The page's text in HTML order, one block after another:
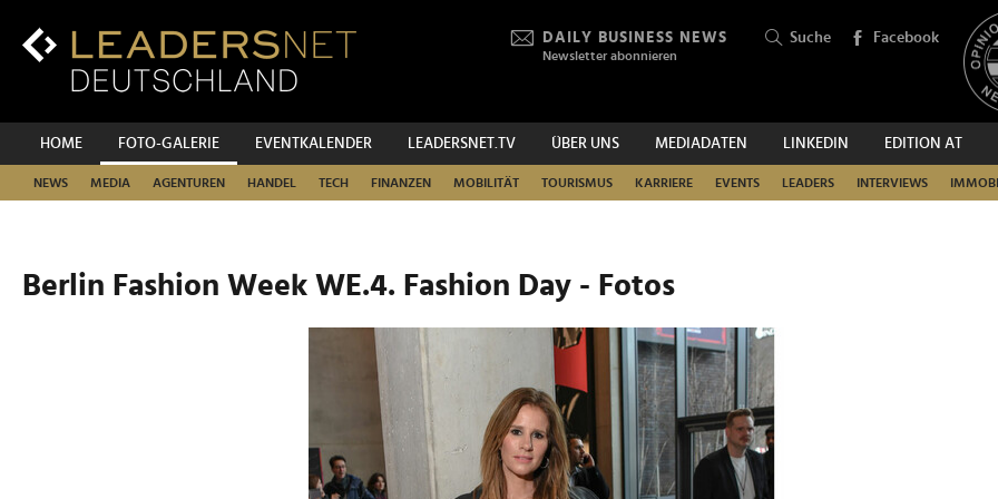
Inhalt
Hauptnavigation
DAILY BUSINESS NEWS
Newsletter abonnieren
Suche Facebook
HOME FOTO-GALERIE EVENTKALENDER LEADERSNET.TV ÜBER UNS MEDIADATEN LINKEDIN EDITION AT
NEWS MEDIA AGENTUREN HANDEL TECH FINANZEN MOBILITÄT TOURISMUS KARRIERE EVENTS LEADERS INTERVIEWS
SUCHEN
Berlin Fashion Week WE.4. Fashion Day - Fotos